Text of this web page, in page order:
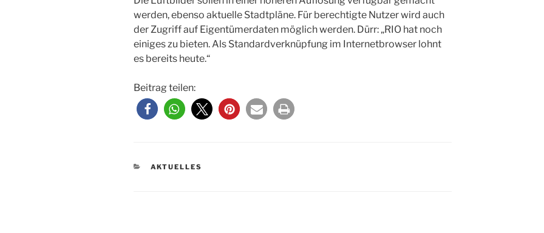
werden, ebenso aktuelle Stadtpläne. Für berechtigte Nutzer wird auch
der Zugriff auf Eigentümerdaten möglich werden. Dürr: „RIO hat noch
einiges zu bieten. Als Standardverknüpfung im Internetbrowser lohnt
es bereits heute.“
Beitrag teilen:
KATEGORIEN
AKTUELLES